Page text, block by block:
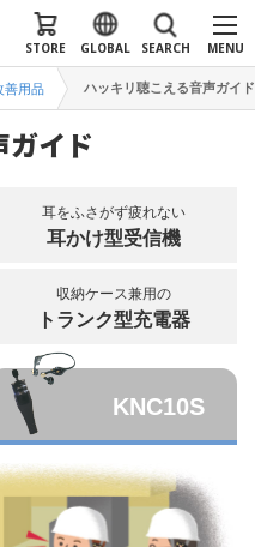
MENU
SEARCH
GLOBAL
STORE
善用品 ハッキリ聴こえる音声ガイド
ガイド
耳をふさがず疲れない
耳かけ型受信機
収納ケース兼用の
トランク型充電器
KNC10S